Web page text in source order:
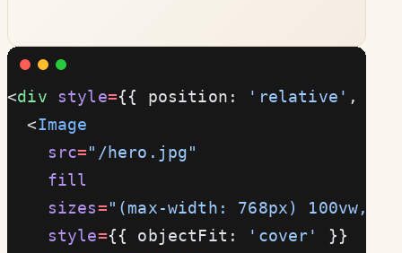
<div style={{ position: 'relative' ,
  <
Image
    src
="/hero.jpg"
    fill
    sizes
="(max-width: 768px) 100vw,
    style
={{ objectFit: 'cover'
}}